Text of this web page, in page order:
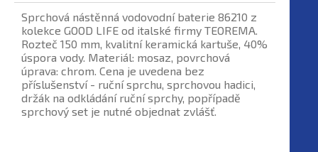
Sprchová nástěnná vodovodní baterie 86210 z
kolekce GOOD LIFE od italské firmy TEOREMA.
Rozteč 150 mm, kvalitní keramická kartuše, 40%
úspora vody. Materiál: mosaz, povrchová
úprava: chrom. Cena je uvedena bez
příslušenství - ruční sprchu, sprchovou hadici,
držák na odkládání ruční sprchy, popřípadě
sprchový set je nutné objednat zvlášť.